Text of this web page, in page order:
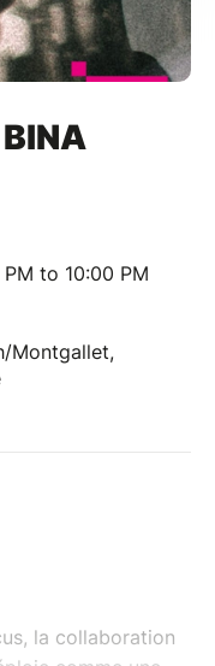
to 10:00 PM
Montgallet,
la collaboration